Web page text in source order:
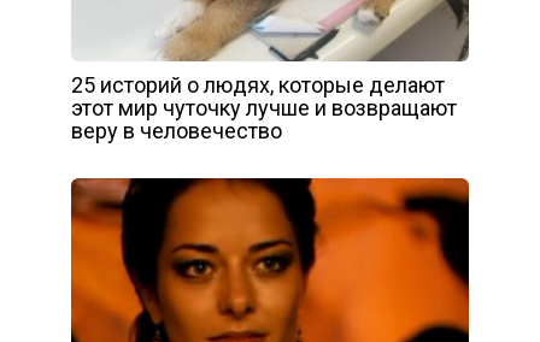
25 историй о людях, которые делают
этот мир чуточку лучше и возвращают
веру в человечество